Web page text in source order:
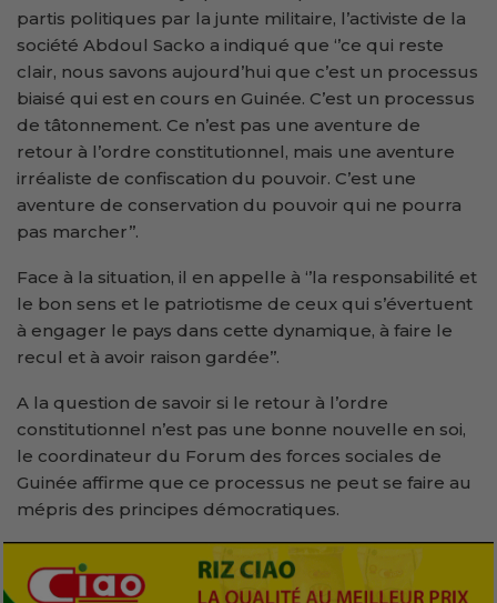
partis politiques par la junte militaire, l’activiste de la
société Abdoul Sacko a indiqué que ‘’ce qui reste
clair, nous savons aujourd’hui que c’est un processus
biaisé qui est en cours en Guinée. C’est un processus
de tâtonnement. Ce n’est pas une aventure de
retour à l’ordre constitutionnel, mais une aventure
irréaliste de confiscation du pouvoir. C’est une
aventure de conservation du pouvoir qui ne pourra
pas marcher’’.
Face à la situation, il en appelle à ‘’la responsabilité et
le bon sens et le patriotisme de ceux qui s’évertuent
à engager le pays dans cette dynamique, à faire le
recul et à avoir raison gardée’’.
A la question de savoir si le retour à l’ordre
constitutionnel n’est pas une bonne nouvelle en soi,
le coordinateur du Forum des forces sociales de
Guinée affirme que ce processus ne peut se faire au
mépris des principes démocratiques.